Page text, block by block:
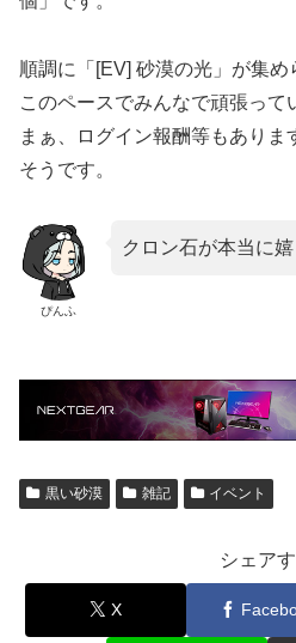
順調に「[EV] 砂漠の光」が集め
このペースでみんなで頑張って
まぁ、ログイン報酬等もありま
そうです。
ぴんふ
クロン石が本当に嬉
黒い砂漠 雑記 イベント
シェア
X